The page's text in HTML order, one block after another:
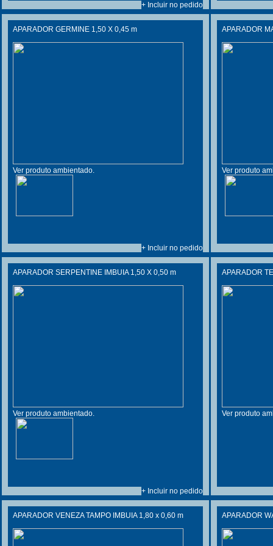
+ Incluir no pedido
APARADOR GERMINE 1,50 X 0,45 m
Ver produto ambientado.
+ Incluir no pedido
APARADOR
Ver produto
APARADOR SERPENTINE IMBUIA 1,50 X 0,50 m
Ver produto ambientado.
+ Incluir no pedido
APARADOR
Ver produto
APARADOR VENEZA TAMPO IMBUIA 1,80 x 0,60 m APARADOR